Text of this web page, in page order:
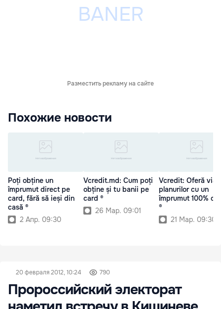
Разместить рекламу на сайте
Похожие новости
Poți obține un
împrumut direct pe
card, fără să ieși din
casă ®
2 Апр. 09:30
Vcredit.md: Cum poți
obține și tu banii pe
card ®
26 Мар. 09:01
Vcredit: Oferă
planurilor cu un
împrumut 100%
®
21 Мар. 09:30
20 февраля 2012, 10:24 790
Пророссийский электорат